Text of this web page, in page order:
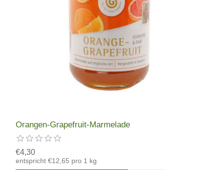
Orangen-Grapefruit-Marmelade
€4,30
entspricht €12,65 pro 1 kg